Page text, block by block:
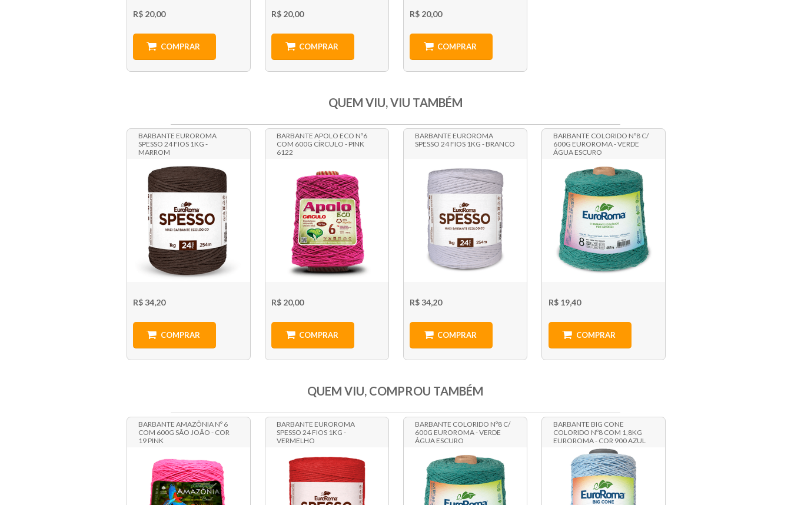
R$ 20,00
COMPRAR
R$ 20,00
COMPRAR
R$ 20,00
COMPRAR
QUEM VIU, VIU TAMBÉM
BARBANTE EUROROMA
SPESSO 24 FIOS 1KG -
MARROM
R$ 34,20
COMPRAR
BARBANTE APOLO ECO Nº6
COM 600G CÍRCULO - PINK
6122
R$ 20,00
COMPRAR
BARBANTE EUROROMA
SPESSO 24 FIOS 1KG - BRANCO
R$ 34,20
COMPRAR
BARBANTE COLORIDO Nº8 C/
600G EUROROMA - VERDE
ÁGUA ESCURO
R$ 19,40
COMPRAR
QUEM VIU, COMPROU TAMBÉM
BARBANTE AMAZÔNIA Nº 6
COM 600G SÃO JOÃO - COR
19 PINK
BARBANTE EUROROMA
SPESSO 24 FIOS 1KG -
VERMELHO
BARBANTE COLORIDO Nº8 C/
600G EUROROMA - VERDE
ÁGUA ESCURO
BARBANTE BIG CONE
COLORIDO Nº8 COM 1,8KG
EUROROMA - COR 900 AZUL